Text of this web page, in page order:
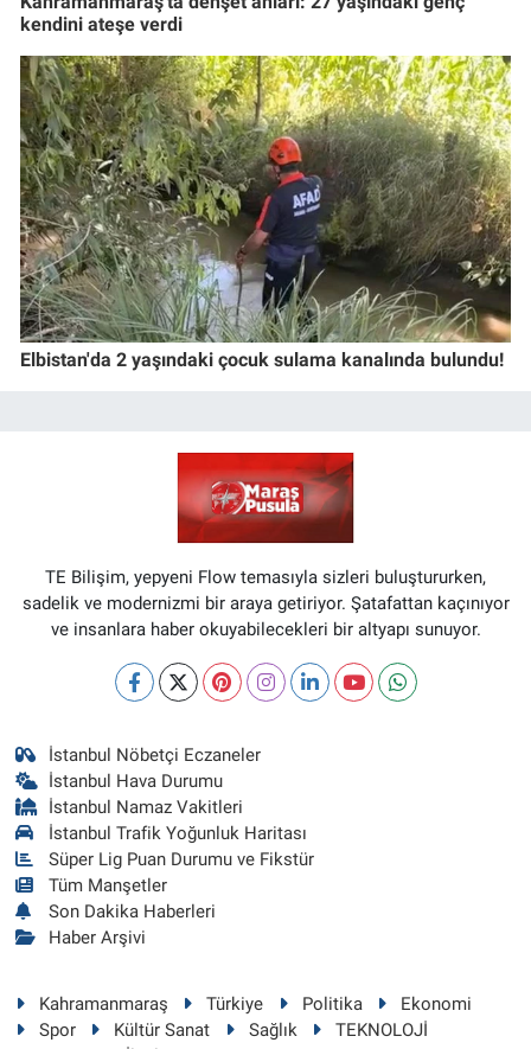
kendini ateşe verdi
Elbistan'da 2 yaşındaki çocuk sulama kanalında bulundu!
TE Bilişim, yepyeni Flow temasıyla sizleri buluştururken,
sadelik ve modernizmi bir araya getiriyor. Şatafattan kaçınıyor
ve insanlara haber okuyabilecekleri bir altyapı sunuyor.
İstanbul Nöbetçi Eczaneler
İstanbul Hava Durumu
İstanbul Namaz Vakitleri
İstanbul Trafik Yoğunluk Haritası
Süper Lig Puan Durumu ve Fikstür
Tüm Manşetler
Son Dakika Haberleri
Haber Arşivi
Kahramanmaraş Türkiye Politika
Ekonomi
Spor
Kültür Sanat Sağlık
TEKNOLOJİ